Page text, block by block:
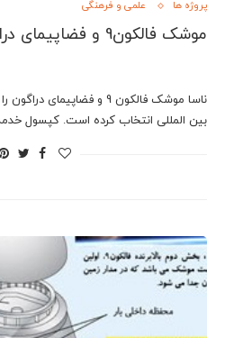
پروژه ها علمی و فرهنگی
موشک فالکون9 و فضاپیمای دراگون
ناسا موشک فالکون 9 و
بین المللی انتخاب کرده است. کپسول